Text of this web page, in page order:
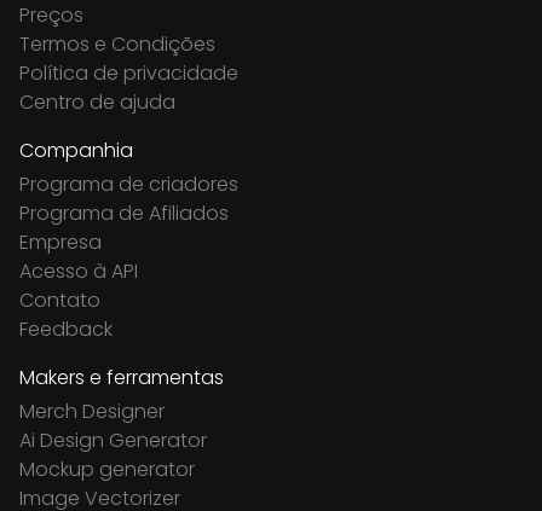
Preços
Termos e Condições
Política de privacidade
Centro de ajuda
Companhia
Programa de criadores
Programa de Afiliados
Empresa
Acesso à API
Contato
Feedback
Makers e ferramentas
Merch Designer
Ai Design Generator
Mockup generator
Image Vectorizer